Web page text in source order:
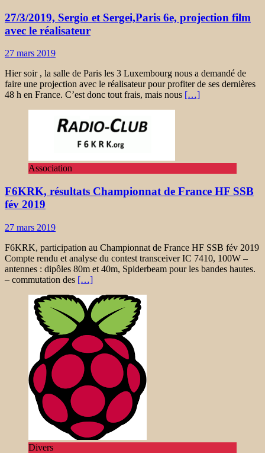
27/3/2019, Sergio et Sergei,Paris 6e, projection film
avec le réalisateur
27 mars 2019
Hier soir , la salle de Paris les 3 Luxembourg nous a demandé de
faire une projection avec le réalisateur pour profiter de ses dernières
48 h en France. C’est donc tout frais, mais nous […]
Association
F6KRK, résultats Championnat de France HF SSB
fév 2019
27 mars 2019
F6KRK, participation au Championnat de France HF SSB fév 2019
Compte rendu et analyse du contest transceiver IC 7410, 100W –
antennes : dipôles 80m et 40m, Spiderbeam pour les bandes hautes.
– commutation des […]
Divers